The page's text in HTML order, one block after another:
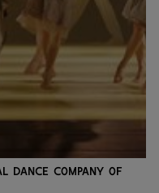
Dance Company of